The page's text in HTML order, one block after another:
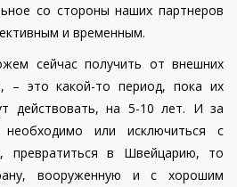
со стороны наших партнеров
и временным.
сейчас получить от внешних
– это какой-то период, пока их
действовать, на 5-10 лет. И за
или исключиться с
превратиться в Швейцарию, то
вооруженную и с хорошим